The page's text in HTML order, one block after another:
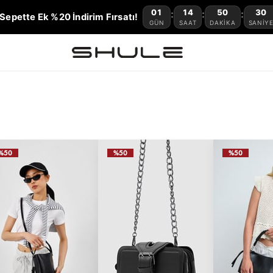
Sepette Ek %20 İndirim Fırsatı! 01
GÜN
: 14
SAAT
: 50
DAKIKA
: 29
SANIYE
%50 %50